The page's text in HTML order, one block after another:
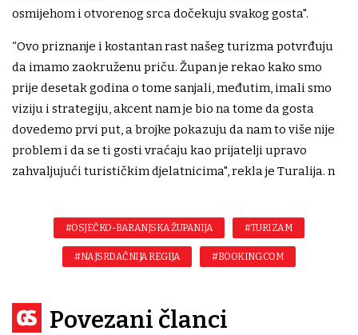
osmijehom i otvorenog srca dočekuju svakog gosta".
“Ovo priznanje i kostantan rast našeg turizma potvrđuju
da imamo zaokruženu priču. Župan je rekao kako smo
prije desetak godina o tome sanjali, međutim, imali smo
viziju i strategiju, akcent nam je bio na tome da gosta
dovedemo prvi put, a brojke pokazuju da nam to više nije
problem i da se ti gosti vraćaju kao prijatelji upravo
zahvaljujući turističkim djelatnicima", rekla je Turalija. n
#OSJEČKO-BARANJSKA ŽUPANIJA #TURIZAM
#NAJSRDAČNIJA REGIJA #BOOKING.COM
Povezani članci